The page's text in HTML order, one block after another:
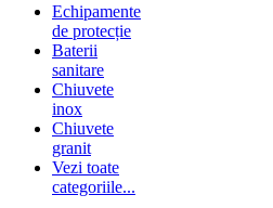
Echipamente
de protecție
Baterii
sanitare
Chiuvete
inox
Chiuvete
granit
Vezi toate
categoriile...